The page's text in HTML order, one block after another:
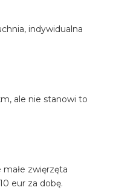
indywidualna
ale nie stanowi to
zwięrzęta
eur za dobę.